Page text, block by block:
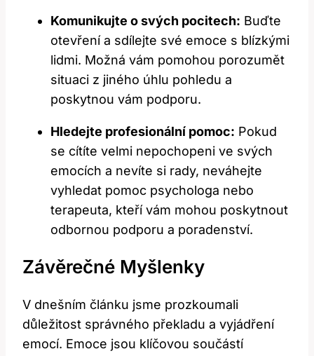
Komunikujte o svých pocitech: Buďte
otevření a sdílejte své emoce s blízkými
lidmi. Možná vám pomohou porozumět
situaci z jiného úhlu pohledu a
poskytnou vám podporu.
Hledejte profesionální pomoc: Pokud
se cítíte velmi nepochopeni ve svých
emocích a nevíte si rady, neváhejte
vyhledat pomoc psychologa nebo
terapeuta, kteří vám mohou poskytnout
odbornou podporu a poradenství.
Závěrečné Myšlenky
V dnešním článku jsme prozkoumali
důležitost správného překladu a vyjádření
emocí. Emoce jsou klíčovou součástí